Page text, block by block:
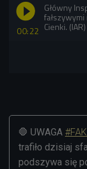
00:22
Główny
Cienki. (IAR)
🛑 UWAGA
trafiło dzisiaj
podszywa się